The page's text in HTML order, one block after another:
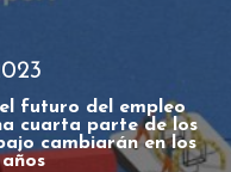
futuro del empleo
cuarta parte de los
cambiarán en los